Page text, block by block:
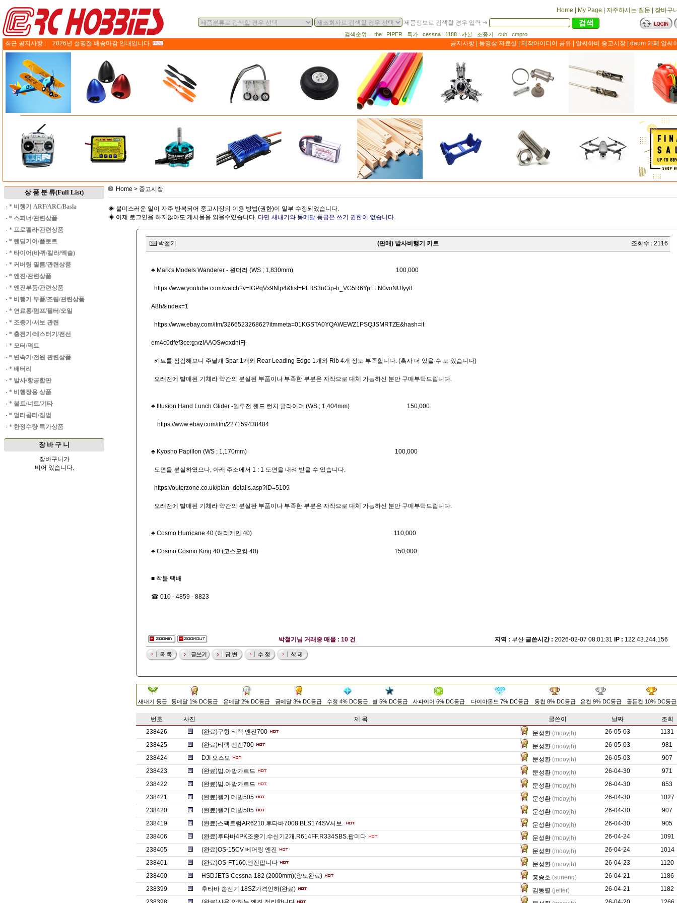
Home My Page 자주하시는 질문
장바구
제품정보로 검색할 경우 입력 ➔
검색순위 : the PIPER 특가 cessna 1188 카본 조종기 cub cmpro
최근 공지사항 : 2026년 설명절 배송마감 안내입니다. 공지사항 동영상 자료실 제작아이디어 공유 알씨하비 중고시장 daum 카페 알씨
상 품 분 류(Full List)
· * 비행기 ARF/ARC/Basla
· * 스피너/관련상품
· * 프로펠라/관련상품
· * 랜딩기어/플로트
· * 타이어(바퀴/칼라/엑슬)
· * 커버링 필름/관련상품
· * 엔진/관련상품
· * 엔진부품/관련상품
· * 비행기 부품/조립/관련상품
· * 연료통/펌프/필터/오일
· * 조종기/서보 관련
· * 충전기/테스터기/전선
· * 모터/덕트
· * 변속기/전원 관련상품
· * 배터리
· * 발사/항공합판
· * 비행장용 상품
· * 볼트/너트/기타
· * 멀티콥터/짐벌
· * 한정수량 특가상품
장 바 구 니
장바구니가
비어 있습니다.
Home > 중고시장
◈ 불미스러운 일이 자주 반복되어 중고시장의 이용 방법(권한)이 일부 수정되었습니다.
◈ 이제 로그인을 하지않아도 게시물을 읽을수있습니다. 다만 새내기와 동메달 등급은 쓰기 권한이 없습니다.
박철기 (판매) 발사비행기 키트 조회수 : 2116
♣ Mark's Models Wanderer - 원더러 (WS ; 1,830mm) 100,000
https://www.youtube.com/watch?v=lGPqVx9Ntp4&list=PLBS3nCip-b_VG5R6YpELN0voNUfyy8
A8h&index=1
https://www.ebay.com/itm/326652326862?itmmeta=01KGSTA0YQAWEWZ1PSQJSMRTZE&hash=it
em4c0dfef3ce:g:vzIAAOSwoxdnlFj-
키트를 점검해보니 주날개 Spar 1개와 Rear Leading Edge 1개와 Rib 4개 정도 부족합니다. (혹사 더 있을 수 도 있습니다)
오래전에 발매된 기체라 약간의 분실된 부품이나 부족한 부분은 자작으로 대체 가능하신 분만 구매부탁드립니다.
♣ Illusion Hand Lunch Glider -일루전 핸드 런치 글라이더 (WS ; 1,404mm) 150,000
https://www.ebay.com/itm/227159438484
♣ Kyosho Papillon (WS ; 1,170mm) 100,000
도면을 분실하였으나, 아래 주소에서 1 : 1 도면을 내려 받을 수 있습니다.
https://outerzone.co.uk/plan_details.asp?ID=5109
오래전에 발매된 기체라 약간의 분실돤 부품이나 부족한 부분은 자작으로 대체 가능하신 분만 구매부탁드립니다.
♣ Cosmo Hurricane 40 (허리케인 40) 110,000
♣ Cosmo Cosmo King 40 (코스모킹 40) 150,000
■ 착불 택배
☎ 010 - 4859 - 8823
박철기님 거래중 매물 : 10 건 지역 : 부산 글쓴시간 : 2026-02-07 08:01:31 IP : 122.43.244.156
새내기 등급 동메달 1% DC등급 은메달 2% DC등급 금메달 3% DC등급 수정 4% DC등급 별 5% DC등급 사파이어 6% DC등급 다이아몬드 7% DC등급 동컵 8% DC등급 은컵 9% DC등급 골든컵 10% DC등급
번호 사진 제 목 글쓴이 날짜
조회
238426
(완료)구형 티랙 엔진700 문성환 (mooyjh) 26-05-03
1131
238425
(완료)티랙 엔진700 문성환 (mooyjh) 26-05-03
981
238424
DJI 오스모 문성환 (mooyjh) 26-05-03
907
238423
(완료)빔.아방가르드 문성환 (mooyjh) 26-04-30
971
238422
(완료)빔.아방가르드 문성환 (mooyjh) 26-04-30
853
238421
(완료)헬기 데빌505 문성환 (mooyjh) 26-04-30
1027
238420
(완료)헬기 데빌505 문성환 (mooyjh) 26-04-30
907
238419
(완료)스팩트럼AR6210.후타바7008.BLS174SV서보. 문성환 (mooyjh) 26-04-30
905
238406
(완료)후타바4PK조종기.수신기2개.R614FF.R334SBS.팝미다 문성환 (mooyjh) 26-04-24
1091
238405
(완료)OS-15CV 베어링 엔진 문성환 (mooyjh) 26-04-24
1014
238401
(완료)OS-FT160.엔진팝니다 문성환 (mooyjh) 26-04-23
1120
238400
HSDJETS Cessna-182 (2000mm)(양도완료) 홍승호 (suneng) 26-04-21
1186
238399
후타바 송신기 18SZ가격인하(완료) 김동렬 (jeffer) 26-04-21
1182